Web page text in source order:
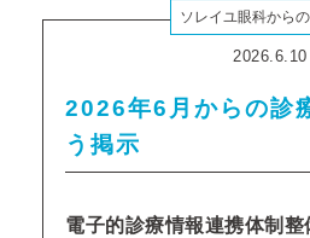
2026.6.10
ソレイユ眼科から
2026年6月からの診
う掲示
電子的診療情報連携体制整